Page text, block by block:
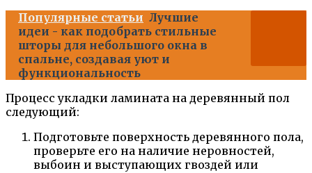
Популярные статьи Лучшие
идеи - как подобрать стильные
шторы для небольшого окна в
спальне, создавая уют и
функциональность
Процесс укладки ламината на деревянный пол
следующий:
Подготовьте поверхность деревянного пола,
проверьте его на наличие неровностей,
выбоин и выступающих гвоздей или